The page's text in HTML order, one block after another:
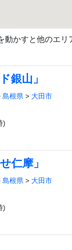
動かすと他のエリ
銀山」
島根県 > 大田市
)
仁摩」
島根県 > 大田市
)